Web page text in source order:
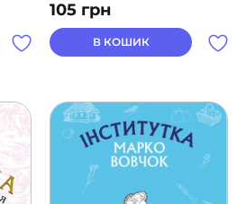
105 грн
В КОШИК